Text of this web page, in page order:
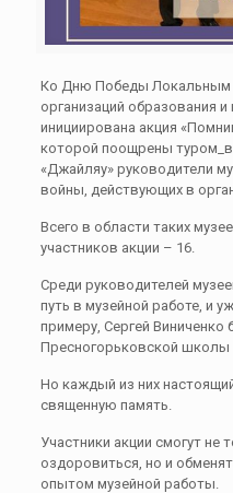
Ко Дню Победы
организаций образования
инициирована акция
которой поощрены
«Джайляу» руководители
войны, действующих в
Всего в области таких
участников акции – 16.
Среди руководителей
путь в музейной работе, и
примеру, Сергей Виниченко
Пресногорьковской школы
Но каждый из них
священную память.
Участники акции смогут не
оздоровиться, но и
опытом музейной работы.